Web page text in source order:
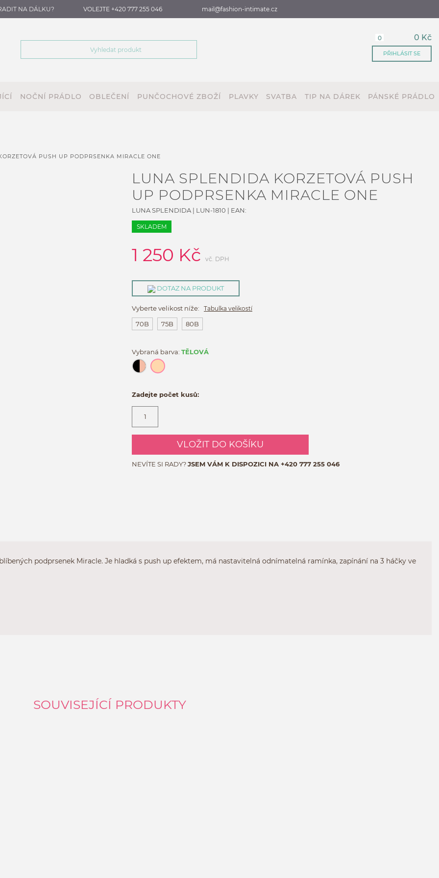
NA DÁLKU? VOLEJTE +420 777 255 046 mail@fashion-intimate.cz
0 0 Kč
PŘIHLÁSIT SE
NOČNÍ PRÁDLO OBLEČENÍ PUNČOCHOVÉ ZBOŽÍ PLAVKY SVATBA TIP NA DÁREK PÁNSKÉ PRÁDLO
PUSH UP PODPRSENKA MIRACLE ONE
LUNA SPLENDIDA KORZETOVÁ PUSH
UP PODPRSENKA MIRACLE ONE
LUNA SPLENDIDA | LUN-1810 | EAN:
SKLADEM
1 250 Kč vč. DPH
DOTAZ NA PRODUKT
Vyberte velikost níže: Tabulka velikostí
70B 75B 80B
Vybraná barva: TĚLOVÁ
Zadejte počet kusů:
VLOŽIT DO KOŠÍKU
NEVÍTE SI RADY?JSEM VÁM K DISPOZICI NA +420 777 255 046
podprsenek Miracle. Je hladká s push up efektem, má nastavitelná odnímatelná ramínka, zapínání na 3 háčky ve
SOUVISEJÍCÍ PRODUKTY